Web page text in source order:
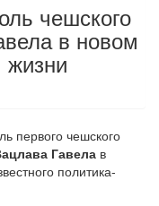
чешского
в новом
первого чешского
Гавела в
политика-